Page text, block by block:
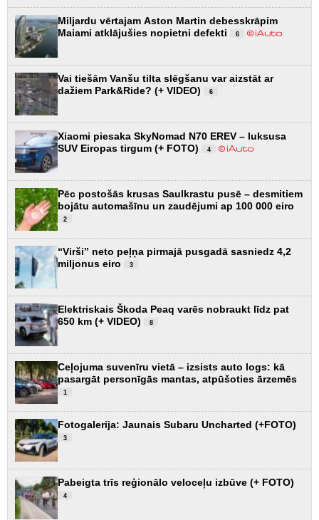
Miljardu vērtajam Aston Martin debesskrāpim
Maiami atklājušies nopietni defekti
6
Vai tiešām Vanšu tilta slēgšanu var aizstāt ar
dažiem Park&Ride? (+ VIDEO)
6
Xiaomi piesaka SkyNomad N70 EREV – luksusa
SUV Eiropas tirgum (+ FOTO)
4
Pēc postošās krusas Saulkrastu pusē – desmitiem
bojātu automašīnu un zaudējumi ap 100 000 eiro
2
“Virši” neto peļņa pirmajā pusgadā sasniedz 4,2
miljonus eiro
3
Elektriskais Škoda Peaq varēs nobraukt līdz pat
650 km (+ VIDEO)
8
Ceļojuma suvenīru vietā – izsists auto logs: kā
pasargāt personīgās mantas, atpūšoties ārzemēs
1
Fotogalerija: Jaunais Subaru Uncharted (+FOTO)
3
Pabeigta trīs reģionālo veloceļu izbūve (+ FOTO)
4